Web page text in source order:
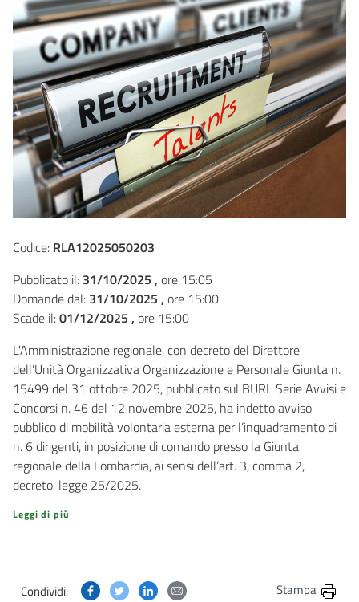
Codice: RLA12025050203
Pubblicato il: 31/10/2025 , ore 15:05
Domande dal: 31/10/2025 , ore 15:00
Scade il:01/12/2025 , ore 15:00
L'Amministrazione regionale, con decreto del Direttore
dell’Unità Organizzativa Organizzazione e Personale Giunta n.
15499 del 31 ottobre 2025, pubblicato sul BURL Serie Avvisi e
Concorsi n. 46 del 12 novembre 2025, ha indetto avviso
pubblico di mobilità volontaria esterna per l’inquadramento di
n. 6 dirigenti, in posizione di comando presso la Giunta
regionale della Lombardia, ai sensi dell’art. 3, comma 2,
decreto-legge 25/2025.
Leggi di più
Condividi: Condividi questa pagina su Facebook
Condividi questa pagina su Twitter
Condividi questa pagina su Linkedin
Condividi questa pagina via
Stampa